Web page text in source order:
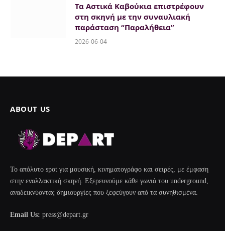
Τα Αστικά Καβούκια επιστρέφουν
στη σκηνή με την συναυλιακή
παράσταση “Παραλήθεια”
2026-06-04
ABOUT US
Το απόλυτο spot για μουσική, κινηματογράφο και σειρές, με έμφαση
στην εναλλακτική σκηνή. Εξερευνούμε κάθε γωνιά του underground,
αναδεικνύοντας δημιουργίες που ξεφεύγουν από τα συνηθισμένα.
Email Us: press@depart.gr